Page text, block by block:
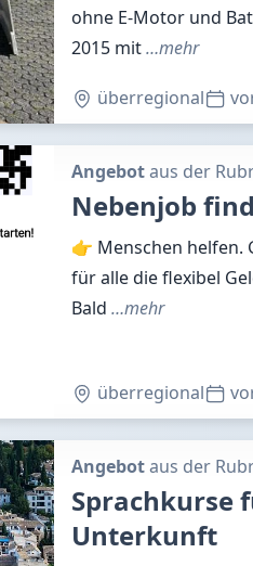
ohne E-Motor und
2015 mit…mehr
überregional
Angebotaus der
Nebenjob
👉 Menschen helfen.
für alle die flexibel
Bald …mehr
überregional
Angebotaus der
Sprachkurse
Unterkunft